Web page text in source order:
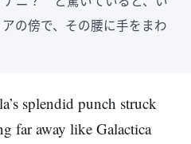
の傍で、その腰に手をまわ
splendid punch struck
far away like Galactica